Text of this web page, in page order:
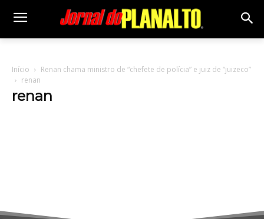
Início
Renan chama ministro de “chefete de polícia” e juiz de “juizeco”
renan
renan